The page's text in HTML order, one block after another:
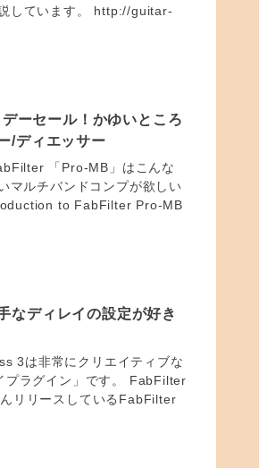
しています。 http://guitar-
ーセール！かゆいところ
/ディエッサー
「Pro-MB」はこんな
マルチバンドコンプが欲しい
to FabFilter Pro-MB
なディレイの設定が好き
3は非常にクリエイティブな
プラグイン」です。 FabFilter
リリースしているFabFilter